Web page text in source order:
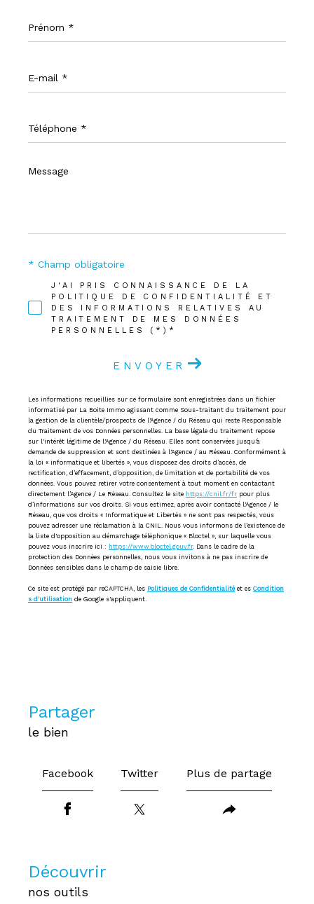
*
mail
*
*
Message
J'AI PRIS CONNAISSANCE DE LA
POLITIQUE DE CONFIDENTIALITÉ ET
DES INFORMATIONS RELATIVES AU
TRAITEMENT DE MES DONNÉES
PERSONNELLES (*)*
* Champ obligatoire
ENVOYER
Les informations recueillies sur ce formulaire sont enregistrées dans un fichier
informatisé par La Boite Immo agissant comme Sous-traitant du traitement pour
la gestion de la clientèle/prospects de l'Agence / du Réseau qui reste Responsable
du Traitement de vos Données personnelles. La base légale du traitement repose
sur l'intérêt légitime de l'Agence / du Réseau. Elles sont conservées jusqu'à
demande de suppression et sont destinées à l'Agence / au Réseau. Conformément à
la loi « informatique et libertés », vous disposez des droits d’accès, de
rectification, d’effacement, d’opposition, de limitation et de portabilité de vos
données. Vous pouvez retirer votre consentement à tout moment en contactant
directement l’Agence / Le Réseau. Consultez le site https://cnil.fr/fr pour plus
d’informations sur vos droits. Si vous estimez, après avoir contacté l'Agence / le
Réseau, que vos droits « Informatique et Libertés » ne sont pas respectés, vous
pouvez adresser une réclamation à la CNIL. Nous vous informons de l’existence de
la liste d'opposition au démarchage téléphonique « Bloctel », sur laquelle vous
pouvez vous inscrire ici : https://www.bloctel.gouv.fr. Dans le cadre de la
protection des Données personnelles, nous vous invitons à ne pas inscrire de
Données sensibles dans le champ de saisie libre.
Ce site est protégé par reCAPTCHA, les Politiques de Confidentialitéet es Condition
s d'utilisation de Google s'appliquent.
partager
le bien
Facebook Twitter Plus de partage
découvrir
nos outils